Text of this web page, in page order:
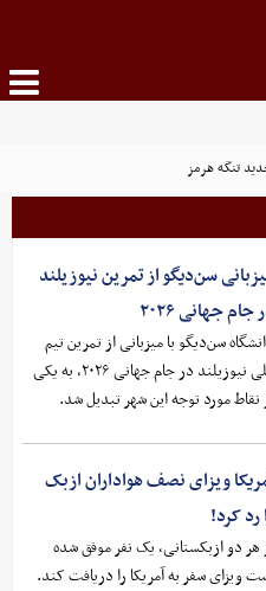
تنگه هرمز
سن‌دیگو از تمرین نیوزیلند
جام جهانی ۲۰۲۶
سن‌دیگو با میزبانی از تمرین تیم
ملی نیوزیلند در جام جهانی ۲۰۲۶، به یکی
نقاط مورد توجه این شهر تبدیل شد.
ویزای نصف هواداران ازبک
رد کرد!
هر دو ازبکستانی، یک نفر موفق شده
ویزای سفر به آمریکا را دریافت کند.